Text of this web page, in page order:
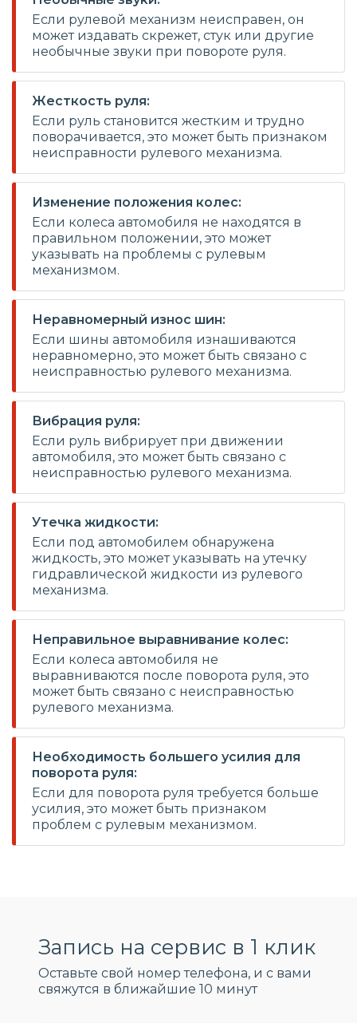
Если рулевой механизм неисправен, он
может издавать скрежет, стук или другие
необычные звуки при повороте руля.
Жесткость руля:
Если руль становится жестким и трудно
поворачивается, это может быть признаком
неисправности рулевого механизма.
Изменение положения колес:
Если колеса автомобиля не находятся в
правильном положении, это может
указывать на проблемы с рулевым
механизмом.
Неравномерный износ шин:
Если шины автомобиля изнашиваются
неравномерно, это может быть связано с
неисправностью рулевого механизма.
Вибрация руля:
Если руль вибрирует при движении
автомобиля, это может быть связано с
неисправностью рулевого механизма.
Утечка жидкости:
Если под автомобилем обнаружена
жидкость, это может указывать на утечку
гидравлической жидкости из рулевого
механизма.
Неправильное выравнивание колес:
Если колеса автомобиля не
выравниваются после поворота руля, это
может быть связано с неисправностью
рулевого механизма.
Необходимость большего усилия для
поворота руля:
Если для поворота руля требуется больше
усилия, это может быть признаком
проблем с рулевым механизмом.
Запись на сервис в 1 клик
Оставьте свой номер телефона, и c вами
свяжутся в ближайшие 10 минут